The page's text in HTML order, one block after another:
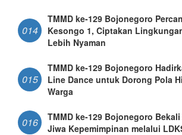
014
TMMD ke-129 Bojonegoro
Kesongo 1, Ciptakan
Lebih Nyaman
015
TMMD ke-129 Bojonegoro
Line Dance untuk Dorong Pola
Warga
016
TMMD ke-129 Bojonegoro
Jiwa Kepemimpinan melalui